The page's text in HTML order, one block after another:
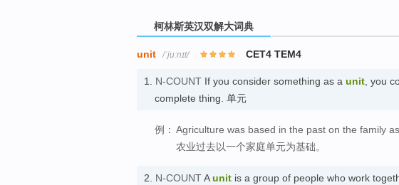
柯林斯英汉双解大词典
unit /ˈjuːnɪt/ CET4 TEM4
1. N-COUNT If you consider something as a unit , you
complete thing. 单元
例： Agriculture was based in the past on the family
农业过去以一个家庭单元为基础。
2. N-COUNTAunit is a group of people who work